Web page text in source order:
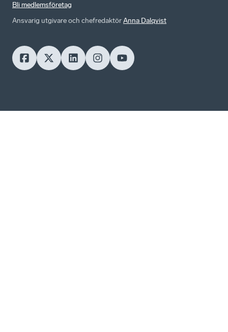
Bli medlemsföretag
Ansvarig utgivare och chefredaktörAnna Dalqvist